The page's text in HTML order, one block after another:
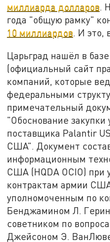
миллиарда долларов.
года "общую рамку"
10 миллиардов. И это,
Царьград нашёл в
(официальный сайт
компаний, которые
федеральными
примечательный
"Обоснование закупки
поставщика Palantir
США". Документ
информационным
США (HQDA OCIO) при
контрактам армии
уполномоченным по
Бенджамином Л.
советником по
Джейсоном Э.